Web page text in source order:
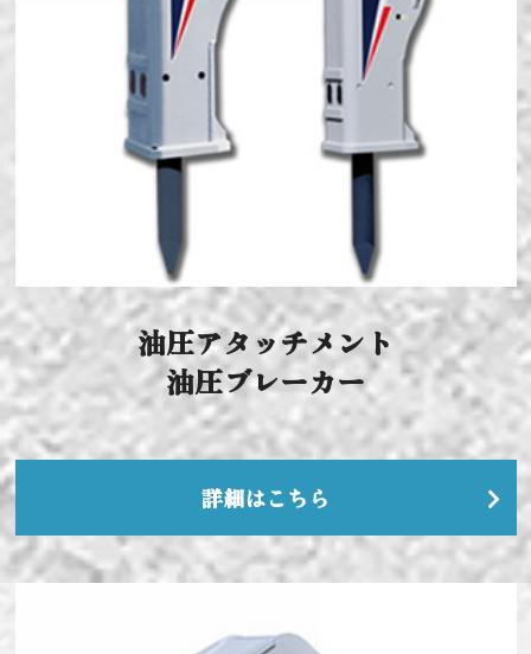
油圧アタッチメント
油圧ブレーカー
詳細はこちら